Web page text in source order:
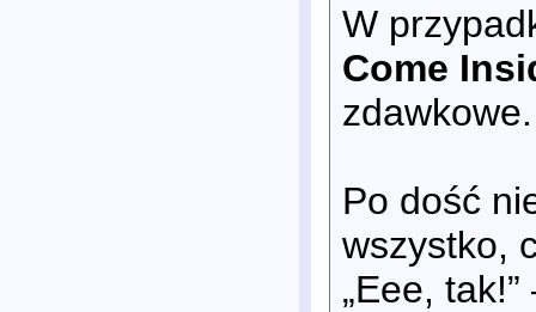
W
Come
Po dość
wszystko,
„Eee,